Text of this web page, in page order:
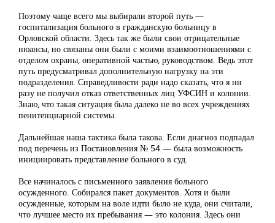
Поэтому чаще всего мы выбирали второй путь —
госпитализация больного в гражданскую больницу в
Орловской области. Здесь так же были свои отрицательные
нюансы, но связаны они были с моими взаимоотношениями с
отделом охраны, оперативной частью, руководством. Ведь этот
путь предусматривал дополнительную нагрузку на эти
подразделения. Справедливости ради надо сказать, что я ни
разу не получил отказ ответственных лиц УФСИН и колонии.
Знаю, что такая ситуация была далеко не во всех учреждениях
пенитенциарной системы.
Дальнейшая наша тактика была такова. Если диагноз подпадал
под перечень из Постановления № 54 — была возможность
инициировать представление больного в суд.
Все начиналось с письменного заявления больного
осужденного. Собирался пакет документов. Хотя и были
осужденные, которым на воле идти было не куда, они считали,
что лучшее место их пребывания — это колония. Здесь они